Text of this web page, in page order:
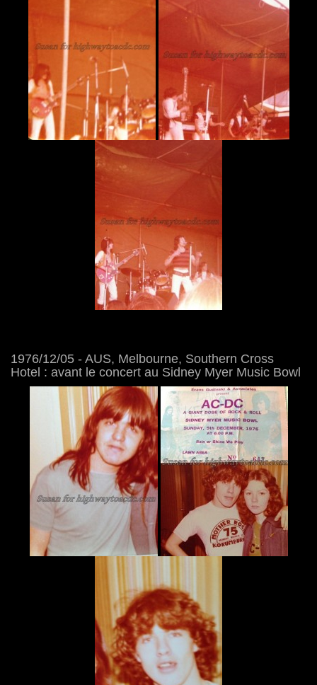
1976/12/05 - AUS, Melbourne, Southern Cross
Hotel : avant le concert au Sidney Myer Music Bowl